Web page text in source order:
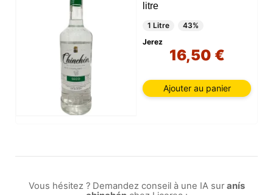
litre
1 Litre
43%
Jerez
16,50 €
Ajouter au panier
Vous hésitez ? Demandez conseil à une IA sur anís